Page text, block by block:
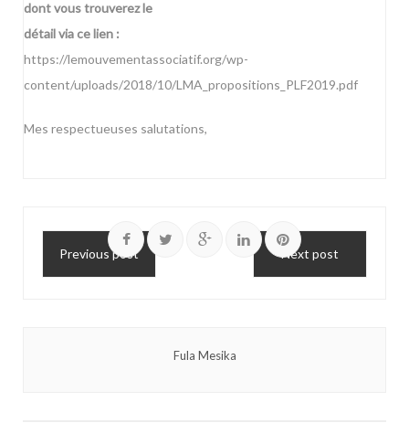
dont vous trouverez le
détail via ce lien :
https://lemouvementassociatif.org/wp-
content/uploads/2018/10/LMA_propositions_PLF2019.pdf
Mes respectueuses salutations,
Previous post Next post
Fula Mesika